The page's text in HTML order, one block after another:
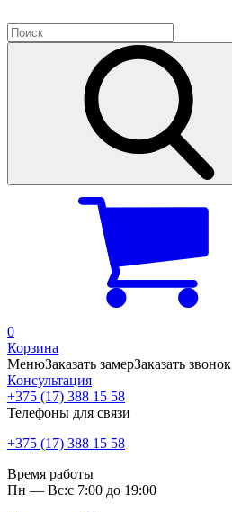
0
Корзина
МенюЗаказать замерЗаказать звонок
Консультация
+375 (17) 388 15 58
Телефоны для связи
+375 (17) 388 15 58
Время работы
Пн — Вс:с 7:00 до 19:00